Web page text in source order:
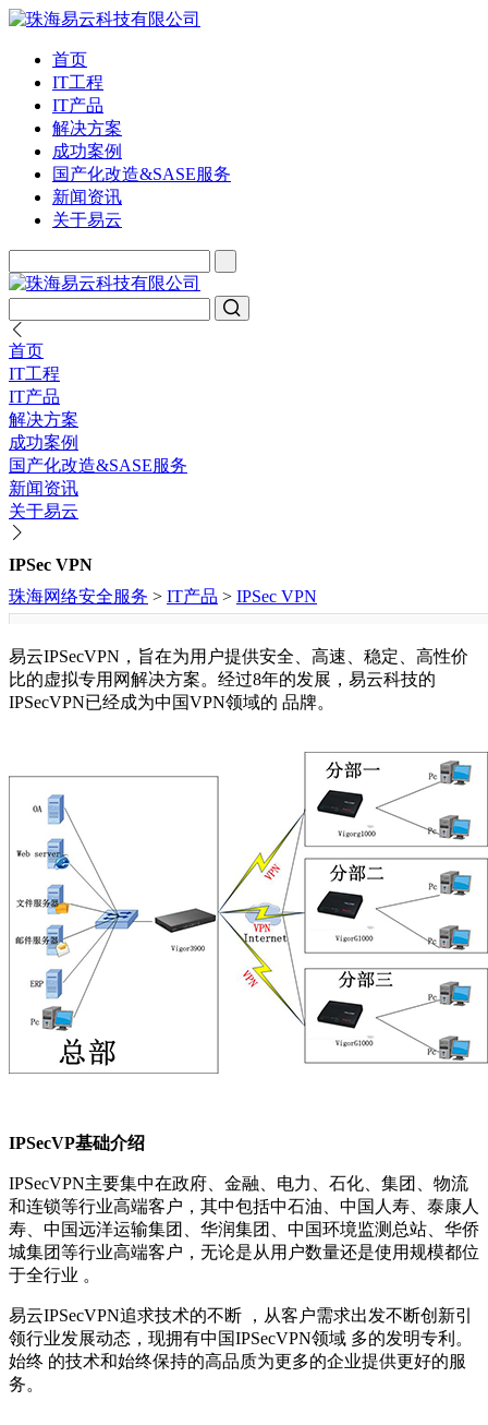
首页
IT工程
IT产品
解决方案
成功案例
国产化改造&SASE服务
新闻资讯
关于易云
首页
IT工程
IT产品
解决方案
成功案例
国产化改造&SASE服务
新闻资讯
关于易云
IPSec VPN
珠海网络安全服务 > IT产品 > IPSec VPN
易云IPSecVPN，旨在为用户提供安全、高速、稳定、高性价
比的虚拟专用网解决方案。经过8年的发展，易云科技的
IPSecVPN已经成为中国VPN领域的 品牌。
IPSecVP基础介绍
IPSecVPN主要集中在政府、金融、电力、石化、集团、物流
和连锁等行业高端客户，其中包括中石油、中国人寿、泰康人
寿、中国远洋运输集团、华润集团、中国环境监测总站、华侨
城集团等行业高端客户，无论是从用户数量还是使用规模都位
于全行业 。
易云IPSecVPN追求技术的不断 ，从客户需求出发不断创新引
领行业发展动态，现拥有中国IPSecVPN领域 多的发明专利。
始终 的技术和始终保持的高品质为更多的企业提供更好的服
务。